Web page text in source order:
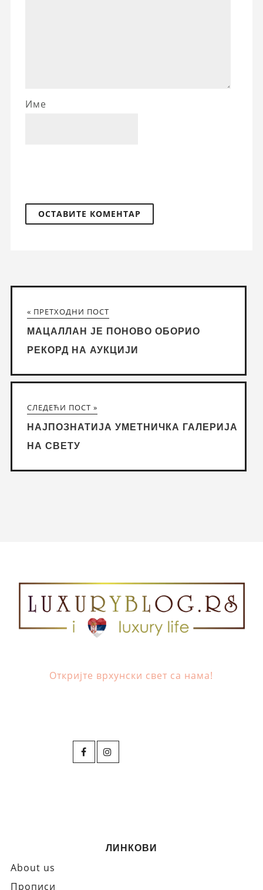
Име
« ПРЕТХОДНИ ПОСТ
МАЦАЛЛАН ЈЕ ПОНОВО ОБОРИО
РЕКОРД НА АУКЦИЈИ
СЛЕДЕЋИ ПОСТ »
НАЈПОЗНАТИЈА УМЕТНИЧКА ГАЛЕРИЈА
НА СВЕТУ
Откријте врхунски свет са нама!
ЛИНКОВИ
About us
Прописи